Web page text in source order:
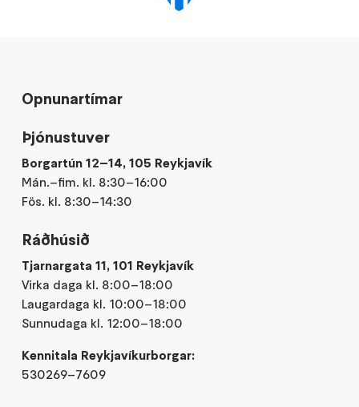
Opnunartímar
Þjónustuver
Borgartún 12–14, 105 Reykjavík
Mán.–fim. kl. 8:30–16:00
Fös. kl. 8:30–14:30
Ráðhúsið
Tjarnargata 11, 101 Reykjavík
Virka daga kl. 8:00–18:00
Laugardaga kl. 10:00–18:00
Sunnudaga kl. 12:00–18:00
Kennitala Reykjavíkurborgar:
530269–7609